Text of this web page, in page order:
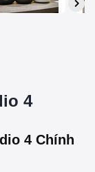
4
4 Chính